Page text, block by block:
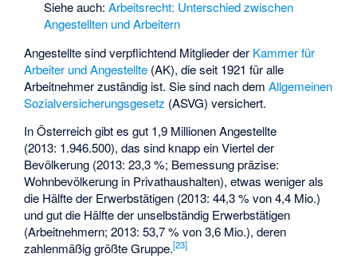
Siehe auch: Arbeitsrecht: Unterschied zwischen
Angestellten und Arbeitern
Angestellte sind verpflichtend Mitglieder der Kammer für
Arbeiter und Angestellte (AK), die seit 1921 für alle
Arbeitnehmer zuständig ist. Sie sind nach demAllgemeinen
Sozialversicherungsgesetz (ASVG) versichert.
In Österreich gibt es gut 1,9 Millionen Angestellte
(2013: 1.946.500), das sind knapp ein Viertel der
Bevölkerung (2013: 23,3 %; Bemessung präzise:
Wohnbevölkerung in Privathaushalten), etwas weniger als
die Hälfte der Erwerbstätigen (2013: 44,3 % von 4,4 Mio.)
und gut die Hälfte der unselbständig Erwerbstätigen
(Arbeitnehmern; 2013: 53,7 % von 3,6 Mio.), deren
zahlenmäßig größte Gruppe.[23]